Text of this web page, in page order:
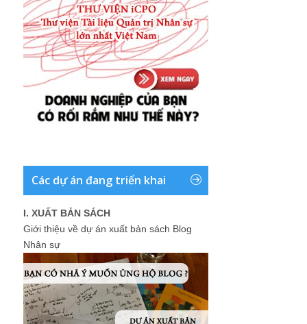
Các dự án đang triển khai
I. XUẤT BẢN SÁCH
Giới thiệu về dự án xuất bản sách Blog
Nhân sự